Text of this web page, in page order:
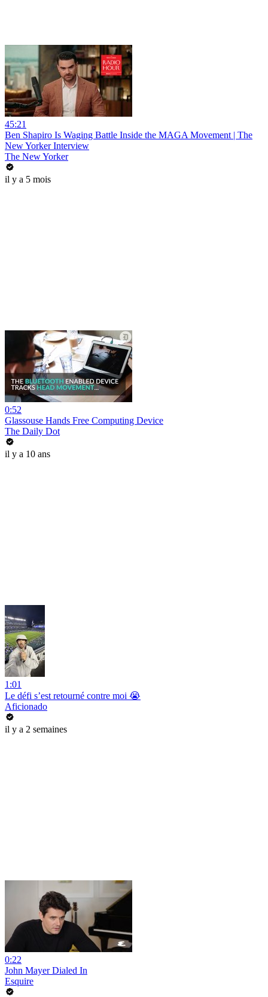
45:21
Ben Shapiro Is Waging Battle Inside the MAGA Movement | The
New Yorker Interview
The New Yorker
il y a 5 mois
0:52
Glassouse Hands Free Computing Device
The Daily Dot
il y a 10 ans
1:01
Le défi s’est retourné contre moi 😭
Aficionado
il y a 2 semaines
0:22
John Mayer Dialed In
Esquire